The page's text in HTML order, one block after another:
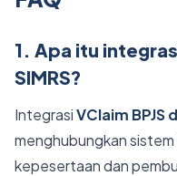
1. Apa itu
SIMRS?
IntegrasiVClaim BPJS
menghubungkan sistem
kepesertaan dan